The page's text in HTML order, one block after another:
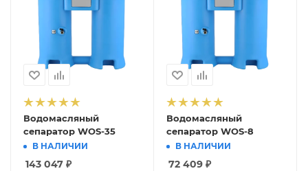
Водомасляный
сепаратор WOS-35
В НАЛИЧИИ
143 047 ₽
Водомасляный
сепаратор WOS-8
В НАЛИЧИИ
72 409 ₽